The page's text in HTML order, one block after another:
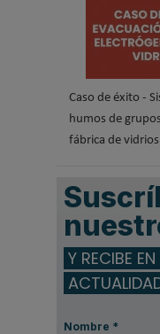
Caso de éxito -
humos de
fábrica de
Y RECIBE
Nombre *